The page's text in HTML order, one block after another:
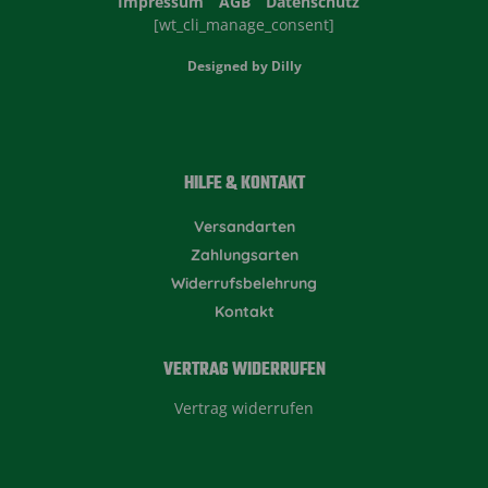
[wt_cli_manage_consent]
Designed by Dilly
HILFE & KONTAKT
Versandarten
Zahlungsarten
Widerrufsbelehrung
Kontakt
VERTRAG WIDERRUFEN
Vertrag widerrufen